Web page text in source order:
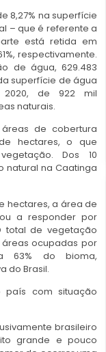
8,27% na superfície
– que é referente a
está retida em
respectivamente.
de água, 629.483
superfície de água
2020, de 922 mil
naturais.
de cobertura
hectares, o que
Dos 10
natural na Caatinga
hectares, a área de
a responder por
total de vegetação
ocupadas por
63% do bioma,
do Brasil.
país com situação
brasileiro
grande e pouco